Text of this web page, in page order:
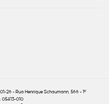
26 - Rua Henrique Schaumann, 566 - 1º
05413-010